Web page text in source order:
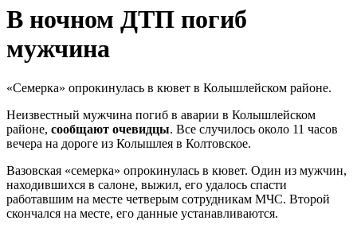
В ночном ДТП погиб
мужчина
«Семерка» опрокинулась в кювет в Колышлейском районе.
Неизвестный мужчина погиб в аварии в Колышлейском
районе, сообщают очевидцы. Все случилось около 11 часов
вечера на дороге из Колышлея в Колтовское.
Вазовская «семерка» опрокинулась в кювет. Один из мужчин,
находившихся в салоне, выжил, его удалось спасти
работавшим на месте четверым сотрудникам МЧС. Второй
скончался на месте, его данные устанавливаются.